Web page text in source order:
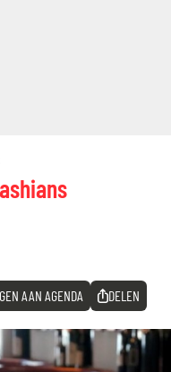
AAN AGENDA DELEN